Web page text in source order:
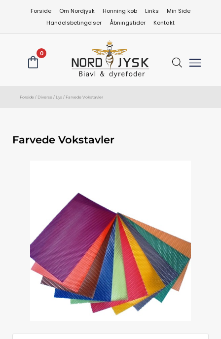
Forside Om Nordjysk Honning køb Links
Min Side
Handelsbetingelser
Åbningstider Kontakt
0
Forside / Diverse / Lys / Farvede Vokstavler
Farvede Vokstavler